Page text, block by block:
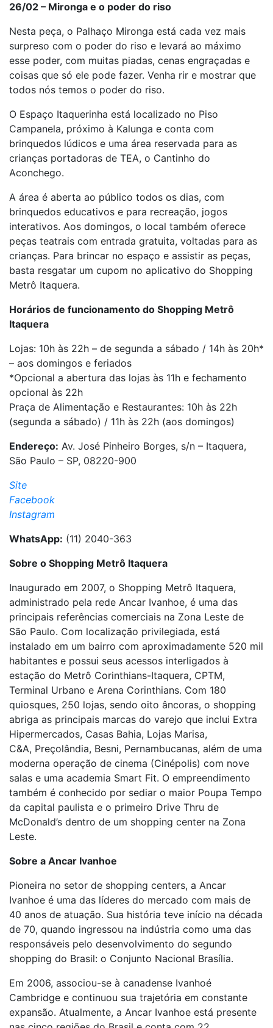
26/02 – Mironga e o poder do riso
Nesta peça, o Palhaço Mironga está cada vez mais
surpreso com o poder do riso e levará ao máximo
esse poder, com muitas piadas, cenas engraçadas e
coisas que só ele pode fazer. Venha rir e mostrar que
todos nós temos o poder do riso.
O Espaço Itaquerinha está localizado no Piso
Campanela, próximo à Kalunga e conta com
brinquedos lúdicos e uma área reservada para as
crianças portadoras de TEA, o Cantinho do
Aconchego.
A área é aberta ao público todos os dias, com
brinquedos educativos e para recreação, jogos
interativos. Aos domingos, o local também oferece
peças teatrais com entrada gratuita, voltadas para as
crianças. Para brincar no espaço e assistir as peças,
basta resgatar um cupom no aplicativo do Shopping
Metrô Itaquera.
Horários de funcionamento do Shopping Metrô
Itaquera
Lojas: 10h às 22h – de segunda a sábado / 14h às 20h*
– aos domingos e feriados
*Opcional a abertura das lojas às 11h e fechamento
opcional às 22h
Praça de Alimentação e Restaurantes: 10h às 22h
(segunda a sábado) / 11h às 22h (aos domingos)
Endereço: Av. José Pinheiro Borges, s/n – Itaquera,
São Paulo – SP, 08220-900
Site
Facebook
Instagram
WhatsApp: (11) 2040-363
Sobre o Shopping Metrô Itaquera
Inaugurado em 2007, o Shopping Metrô Itaquera,
administrado pela rede Ancar Ivanhoe, é uma das
principais referências comerciais na Zona Leste de
São Paulo. Com localização privilegiada, está
instalado em um bairro com aproximadamente 520 mil
habitantes e possui seus acessos interligados à
estação do Metrô Corinthians-Itaquera, CPTM,
Terminal Urbano e Arena Corinthians. Com 180
quiosques, 250 lojas, sendo oito âncoras, o shopping
abriga as principais marcas do varejo que inclui Extra
Hipermercados, Casas Bahia, Lojas Marisa,
C&A, Preçolândia, Besni, Pernambucanas, além de uma
moderna operação de cinema (Cinépolis) com nove
salas e uma academia Smart Fit. O empreendimento
também é conhecido por sediar o maior Poupa Tempo
da capital paulista e o primeiro Drive Thru de
McDonald’s dentro de um shopping center na Zona
Leste.
Sobre a Ancar Ivanhoe
Pioneira no setor de shopping centers, a Ancar
Ivanhoe é uma das líderes do mercado com mais de
40 anos de atuação. Sua história teve início na década
de 70, quando ingressou na indústria como uma das
responsáveis pelo desenvolvimento do segundo
shopping do Brasil: o Conjunto Nacional Brasília.
Em 2006, associou-se à canadense Ivanhoé
Cambridge e continuou sua trajetória em constante
expansão. Atualmente, a Ancar Ivanhoe está presente